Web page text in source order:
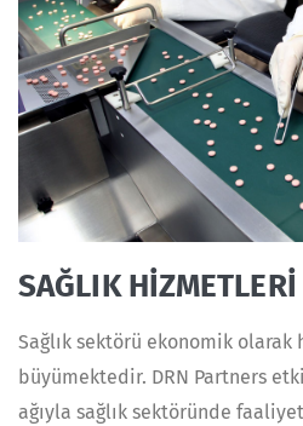
SAĞLIK
Sağlık sektörü ekonomik olarak
büyümektedir. DRN Partners
ağıyla sağlık sektöründe